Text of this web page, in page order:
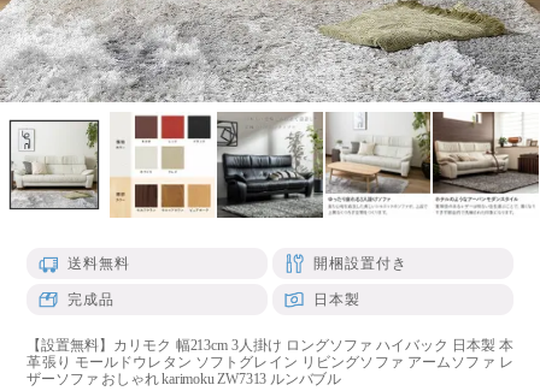
送料無料 開梱設置付き
完成品 日本製
【設置無料】カリモク 幅213cm 3人掛け ロングソファ ハイバック 日本製 本
革張り モールドウレタン ソフトグレイン リビングソファ アームソファ レ
ザーソファ おしゃれ karimoku ZW7313 ルンバブル